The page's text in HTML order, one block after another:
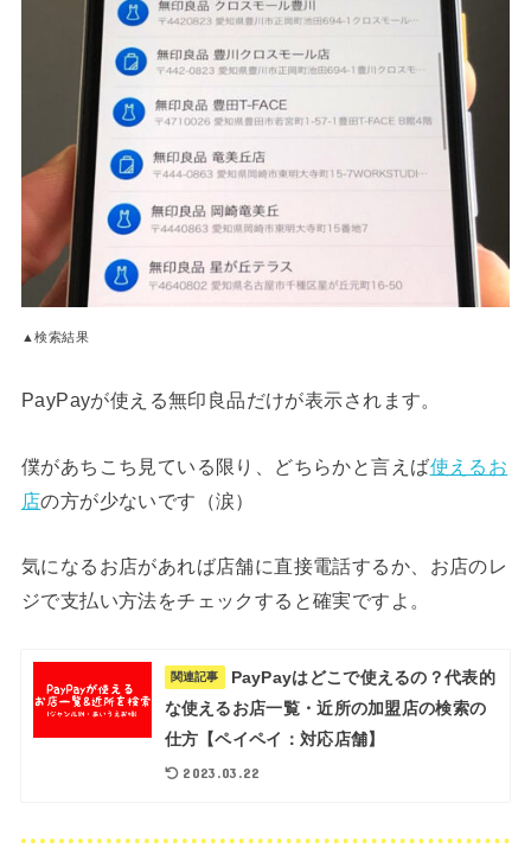
▲検索結果
PayPayが使える無印良品だけが表示されます。
僕があちこち見ている限り、どちらかと言えば使えるお
店の方が少ないです（涙）
気になるお店があれば店舗に直接電話するか、お店のレ
ジで支払い方法をチェックすると確実ですよ。
関連記事
PayPayはどこで使えるの？代表的
な使えるお店一覧・近所の加盟店の検索の
仕方【ペイペイ：対応店舗】
2023.03.22